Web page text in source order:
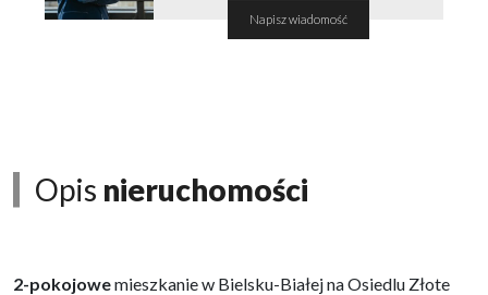
Napisz wiadomość
Opis nieruchomości
2-pokojowemieszkanie w Bielsku-Białej na Osiedlu Złote